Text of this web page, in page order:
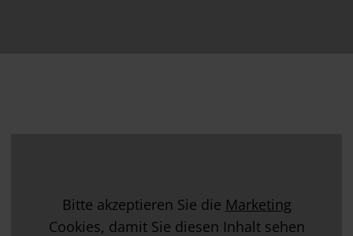
Bitte akzeptieren Sie die Marketing
Cookies, damit Sie diesen Inhalt sehen